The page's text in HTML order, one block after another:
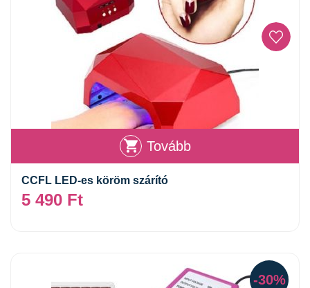
Tovább
CCFL LED-es köröm szárító
5 490 Ft
-30%